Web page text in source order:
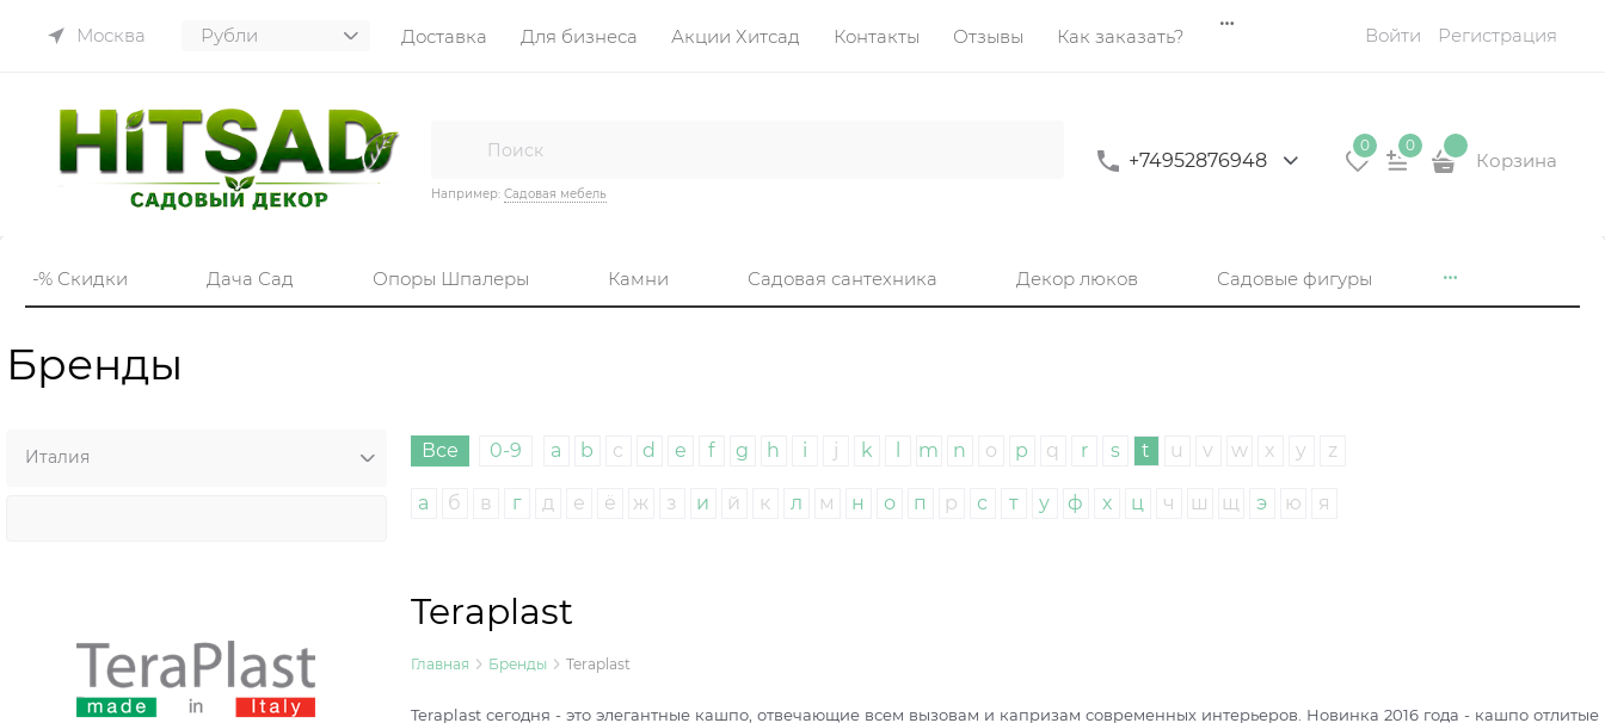
Москва Доставка Для бизнеса Акции Хитсад Контакты Отзывы Как заказать? Войти Регистрация
Например: Садовая мебель
+74952876948
0 0
Корзина
-% Скидки Дача Сад Опоры Шпалеры Камни Садовая сантехника Декор люков Садовые фигуры
Бренды
Все 0-9 a b c d e f g h i j k m n o p q r s t u v w x y z
а б в г д е ё ж з и й к л м н о п р с т у ф х ц ч ш щ э ю я
Teraplast
Главная Бренды Teraplast
Teraplast сегодня - это элегантные кашпо, отвечающие всем вызовам и капризам современных интерьеров. Новинка 2016 года - кашпо отлитые